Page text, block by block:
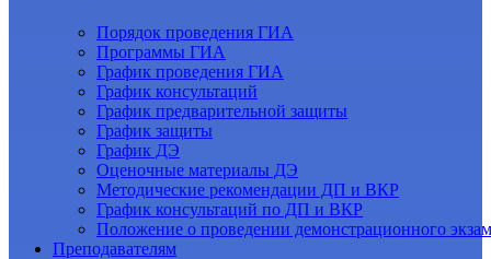
Порядок проведения ГИА
Программы ГИА
График проведения ГИА
График консультаций
График предварительной защиты
График защиты
График ДЭ
Оценочные материалы ДЭ
Методические рекомендации ДП и ВКР
График консультаций по ДП и ВКР
Положение о проведении демонстрационного
Преподавателям